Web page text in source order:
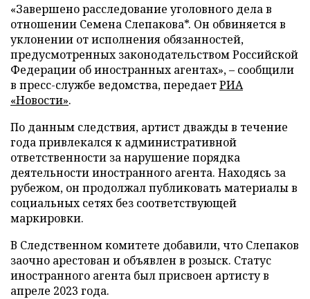
«Завершено расследование уголовного дела в
отношении Семена Слепакова*. Он обвиняется в
уклонении от исполнения обязанностей,
предусмотренных законодательством Российской
Федерации об иностранных агентах», – сообщили
в пресс-службе ведомства, передаетРИА
«Новости».
По данным следствия, артист дважды в течение
года привлекался к административной
ответственности за нарушение порядка
деятельности иностранного агента. Находясь за
рубежом, он продолжал публиковать материалы в
социальных сетях без соответствующей
маркировки.
В Следственном комитете добавили, что Слепаков
заочно арестован и объявлен в розыск. Статус
иностранного агента был присвоен артисту в
апреле 2023 года.